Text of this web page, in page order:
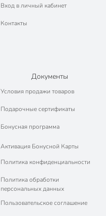
Вход в личный кабинет
Контакты
Документы
Условия продажи товаров
Подарочные сертификаты
Бонусная программа
Активация Бонусной Карты
Политика конфиденциальности
Политика обработки
персональных данных
Пользовательское соглашение